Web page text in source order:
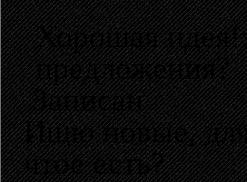
Хорошая
предложения?
Записан
Ищю новые, для
чтое есть?